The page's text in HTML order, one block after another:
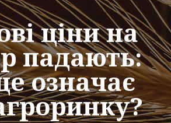
ціни на
падають:
означає